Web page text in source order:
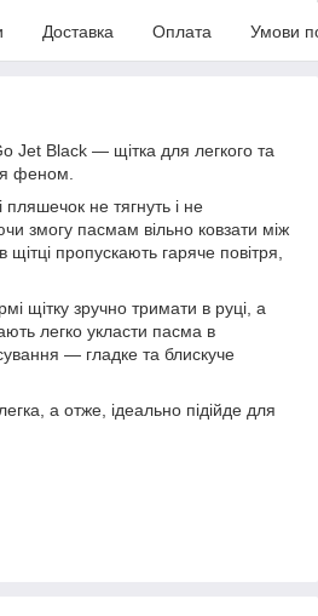
Доставка Оплата Умови
Jet Black — щітка для легкого та
феном.
пляшечок не тягнуть і не
змогу пасмам вільно ковзати між
пропускають гаряче повітря,
щітку зручно тримати в руці, а
легко укласти пасма в
— гладке та блискуче
а отже, ідеально підійде для